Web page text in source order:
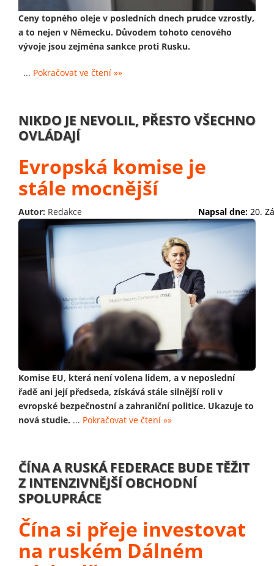
Ceny topného oleje v posledních dnech prudce vzrostly,
a to nejen v Německu. Důvodem tohoto cenového
vývoje jsou zejména sankce proti Rusku.
... Pokračovat ve čtení »»
NIKDO JE NEVOLIL, PŘESTO VŠECHNO
OVLÁDAJÍ
Evropská komise je
stále mocnější
Autor: Redakce Napsal dne: 20.
Komise EU, která není volena lidem, a v neposlední
řadě ani její předseda, získává stále silnější roli v
evropské bezpečnostní a zahraniční politice. Ukazuje to
nová studie. ... Pokračovat ve čtení »»
ČÍNA A RUSKÁ FEDERACE BUDE TĚŽIT
Z INTENZIVNĚJŠÍ OBCHODNÍ
SPOLUPRÁCE
Čína si přeje investovat
na ruském Dálném